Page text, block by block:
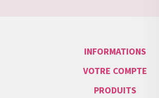
INFORMATIONS
VOTRE COMPTE
PRODUITS